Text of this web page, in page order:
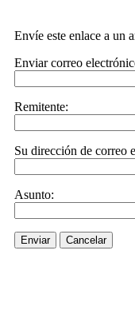
Envíe este enlace a un
Enviar correo
Remitente:
Su dirección de correo
Asunto:
Enviar Cancelar